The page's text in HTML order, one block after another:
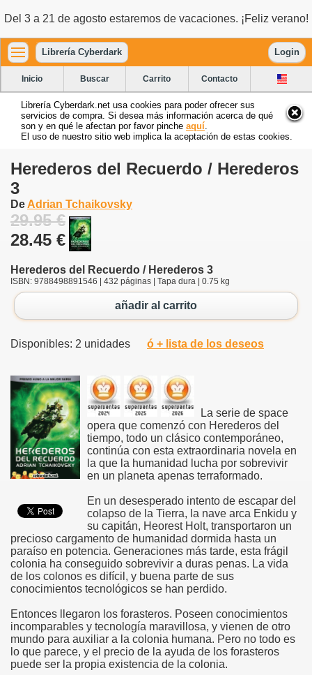
Del 3 a 21 de agosto estaremos de vacaciones. ¡Feliz verano!
Librería Cyberdark Login
Inicio Buscar Carrito Contacto
Librería Cyberdark.net usa cookies para poder ofrecer sus
servicios de compra. Si desea más información acerca de qué
son y en qué le afectan por favor pinche aquí
El uso de nuestro sitio web implica la aceptación de estas cookies.
Herederos del Recuerdo / Herederos
3
De Adrian Tchaikovsky
29.95 €
28.45 €
Herederos del Recuerdo / Herederos 3
ISBN: 9788498891546 | 432 páginas | Tapa dura | 0.75 kg
añadir al carrito
Disponibles: 2 unidades ó + lista de los deseos
La serie de space
opera que comenzó con Herederos del
tiempo, todo un clásico contemporáneo,
continúa con esta extraordinaria novela en
la que la humanidad lucha por sobrevivir
en un planeta apenas terraformado.
En un desesperado intento de escapar del
colapso de la Tierra, la nave arca Enkidu y
su capitán, Heorest Holt, transportaron un
precioso cargamento de humanidad dormida hasta un
paraíso en potencia. Generaciones más tarde, esta frágil
colonia ha conseguido sobrevivir a duras penas. La vida
de los colonos es difícil, y buena parte de sus
conocimientos tecnológicos se han perdido.
Entonces llegaron los forasteros. Poseen conocimientos
incomparables y tecnología maravillosa, y vienen de otro
mundo para auxiliar a la colonia humana. Pero no todo es
lo que parece, y el precio de la ayuda de los forasteros
puede ser la propia existencia de la colonia.